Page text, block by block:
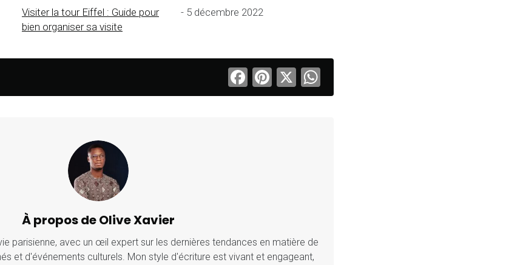
Visiter la tour Eiffel : Guide pour
bien organiser sa visite
- 5 décembre 2022
Facebook
Pinterest
X
À propos de Olive Xavier
parisienne, avec un œil expert sur les dernières tendances en matière de
et d'événements culturels. Mon style d'écriture est vivant et engageant,